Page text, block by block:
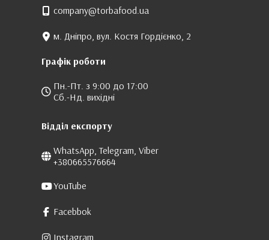
company@torbafood.ua
м. Дніпро, вул. Костя Гордієнко, 2
Графік роботи
Пн.-Пт. з 9:00 до 17:00
Сб.-Нд. вихідні
Відділ експорту
WhatsApp, Telegram, Viber
+380665576664
YouTube
Facebbok
Instagram